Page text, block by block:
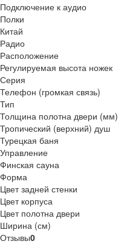
Подключение к аудио
Полки
Китай
Радио
Расположение
Регулируемая высота ножек
Серия
Телефон (громкая связь)
Тип
Толщина полотна двери (мм)
Тропический (верхний) душ
Турецкая баня
Управление
Финская сауна
Форма
Цвет задней стенки
Цвет корпуса
Цвет полотна двери
Ширина (см)
Отзывы0